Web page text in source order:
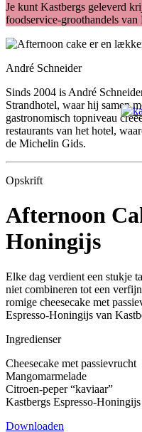
Je kunt Kastbergs geleverd
foodservice-groothandels
André Schneider
Sinds 2004 is André
Strandhotel, waar hij samen
gastronomisch topniveau
restaurants van het hotel,
de Michelin Gids.
Opskrift
Afternoon
Honingijs
Elke dag verdient een stukje
niet combineren tot een
romige cheesecake met
Espresso-Honingijs van
Ingredienser
Cheesecake met passievrucht
Mangomarmelade
Citroen-peper “kaviaar”
Kastbergs Espresso-Honingijs
Downloaden